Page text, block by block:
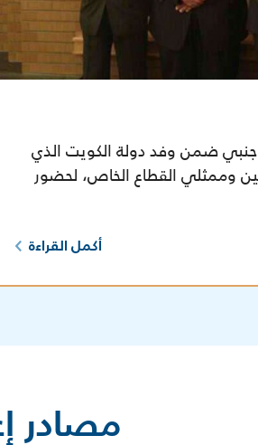
ضمن وفد دولة الكويت الذي
وممثلي القطاع الخاص، لحضور
أكمل القراءة
مصادر